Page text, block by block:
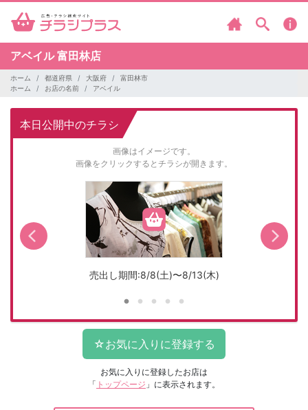
アベイル富田林店
ホーム 都道府県 大阪府
富田林市
ホーム
お店の名前 アベイル
本日公開中のチラシ
画像はイメージです。
画像をクリックするとチラシが開きます。
売出し期間:8/8(土)〜8/13(木)
お気に入りに登録したお店は
「 トップページ 」に表示されます。